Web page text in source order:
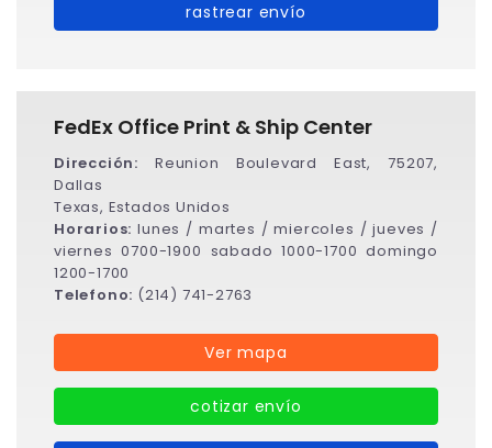
rastrear envío
FedEx Office Print & Ship Center
Dirección:Reunion Boulevard East, 75207,
Dallas
Texas, Estados Unidos
Horarios:lunes / martes / miercoles / jueves /
viernes 0700-1900 sabado 1000-1700 domingo
1200-1700
Telefono: (214) 741-2763
Ver mapa
cotizar envío